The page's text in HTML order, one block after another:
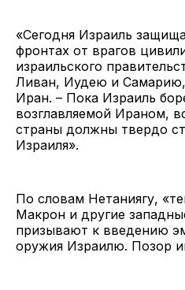
«Сегодня Израиль
фронтах от врагов
израильского
Ливан, Иудею и
Иран. – Пока Израиль
возглавляемой Ираном,
страны должны твердо
Израиля».
По словам Нетаниягу,
Макрон и другие
призывают к введению
оружия Израилю. Позор